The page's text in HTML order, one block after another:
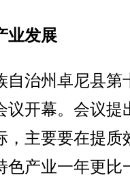
业发展
治州卓尼县第
议开幕。会议提
，主要要在提质
色产业一年更比